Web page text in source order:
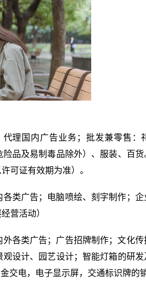
理国内广告业务；批发兼零售：
品及易制毒品除外）、服装、百
可证有效期为准）。
类广告；电脑喷绘、刻字制作；
营活动）
各类广告；广告招牌制作；文化
设计、园艺设计；智能灯箱的研
交电，电子显示屏，交通标识牌的销